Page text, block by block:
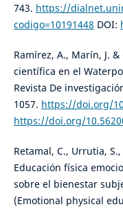
743. https://
codigo=10191448 DOI:
Ramírez, A., Marín, J.
científica en el
Revista De
1057. https://doi.org/
https://doi.org/
Retamal, C., Urrutia,
Educación física
sobre el bienestar
(Emotional physical